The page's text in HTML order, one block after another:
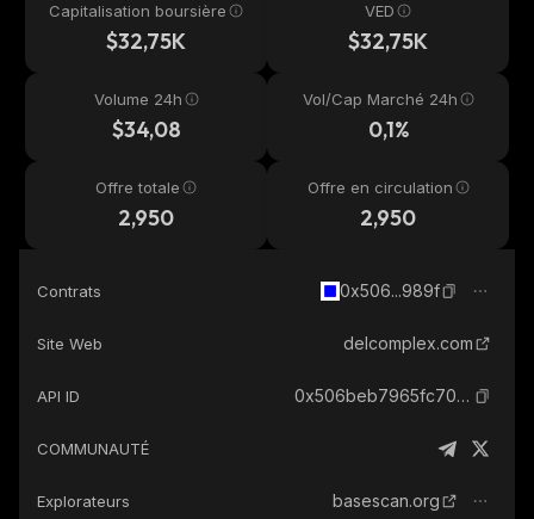
Capitalisation boursière
$32,75K
VED
$32,75K
Volume 24h
$34,08
Vol/Cap Marché 24h
0,1%
Offre totale
2,950
Offre en circulation
2,950
Contrats 0x506...989f
Site Web delcomplex.com
API ID 0x506beb7965fc7053059006c7ab4c62c02c2d989f_base
COMMUNAUTÉ
Explorateurs basescan.org